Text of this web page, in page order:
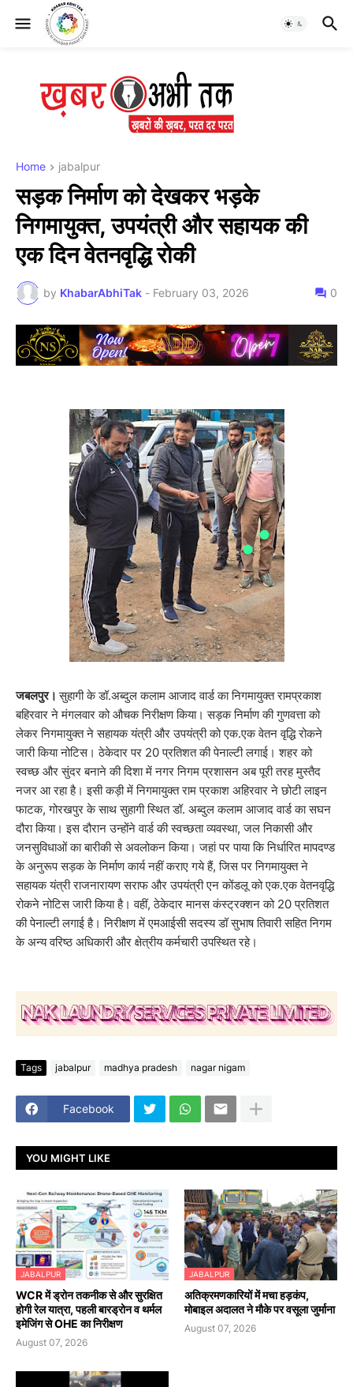
Home jabalpur
सड़क निर्माण को देखकर भड़के
निगमायुक्त, उपयंत्री और सहायक की
एक दिन वेतनवृद्धि रोकी
by KhabarAbhiTak - February 03, 2026 0
जबलपुर।सुहागी के डॉ.अब्दुल कलाम आजाद वार्ड का निगमायुक्त रामप्रकाश
बहिरवार ने मंगलवार को औचक निरीक्षण किया। सड़क निर्माण की गुणवत्ता को
लेकर निगमायुक्त ने सहायक यंत्री और उपयंत्री को एक.एक वेतन वृद्धि रोकने
जारी किया नोटिस। ठेकेदार पर 20 प्रतिशत की पेनाल्टी लगाई। शहर को
स्वच्छ और सुंदर बनाने की दिशा में नगर निगम प्रशासन अब पूरी तरह मुस्तैद
नजर आ रहा है। इसी कड़ी में निगमायुक्त राम प्रकाश अहिरवार ने छोटी लाइन
फाटक, गोरखपुर के साथ सुहागी स्थित डॉ. अब्दुल कलाम आजाद वार्ड का सघन
दौरा किया। इस दौरान उन्होंने वार्ड की स्वच्छता व्यवस्था, जल निकासी और
जनसुविधाओं का बारीकी से अवलोकन किया। जहां पर पाया कि निर्धारित मापदण्ड
के अनुरूप सड़क के निर्माण कार्य नहीं कराए गये हैं, जिस पर निगमायुक्त ने
सहायक यंत्री राजनारायण सराफ और उपयंत्री एन कोंडलू को एक.एक वेतनवृद्धि
रोकने नोटिस जारी किया है। वहीं, ठेकेदार मानस कंस्ट्रक्शन को 20 प्रतिशत
की पेनाल्टी लगाई है। निरीक्षण में एमआईसी सदस्य डॉ सुभाष तिवारी सहित निगम
के अन्य वरिष्ठ अधिकारी और क्षेत्रीय कर्मचारी उपस्थित रहे।
Tags jabalpur madhya pradesh nagar nigam
Facebook
YOU MIGHT LIKE
JABALPUR
WCR में ड्रोन तकनीक से और सुरक्षित
होगी रेल यात्रा, पहली बारड्रोन व थर्मल
इमेजिंग से OHE का निरीक्षण
August 07, 2026
JABALPUR
अतिक्रमणकारियों में मचा हड़कंप,
मोबाइल अदालत ने मौके पर वसूला जुर्माना
August 07, 2026